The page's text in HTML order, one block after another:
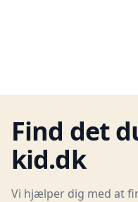
Find det
kid.dk
Vi hjælper dig med at